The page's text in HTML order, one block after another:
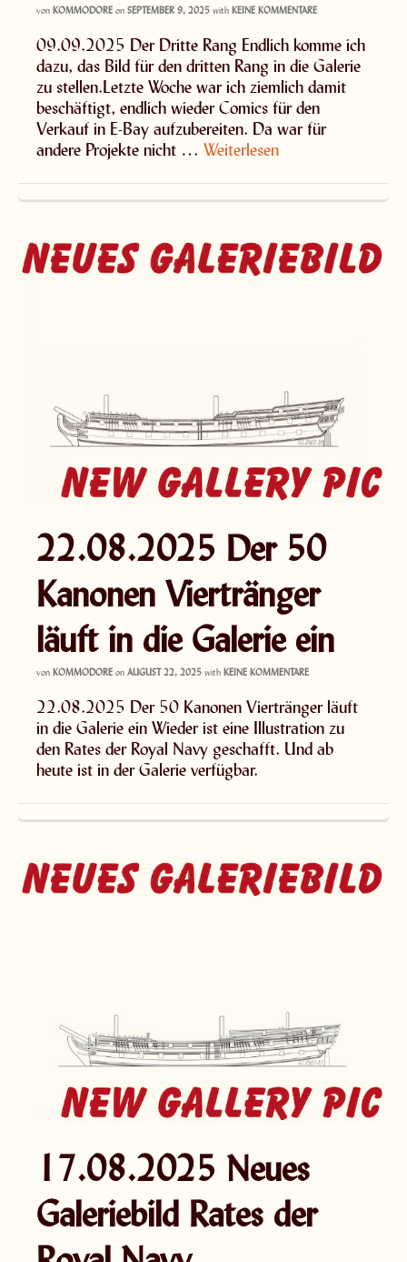
von KOMMODORE on SEPTEMBER 9, 2025 with KEINE KOMMENTARE
09.09.2025 Der Dritte Rang Endlich komme ich
dazu, das Bild für den dritten Rang in die Galerie
zu stellen.Letzte Woche war ich ziemlich damit
beschäftigt, endlich wieder Comics für den
Verkauf in E-Bay aufzubereiten. Da war für
andere Projekte nicht … Weiterlesen
22.08.2025 Der 50
Kanonen Viertränger
läuft in die Galerie ein
von KOMMODORE on AUGUST 22, 2025 with KEINE KOMMENTARE
22.08.2025 Der 50 Kanonen Viertränger läuft
in die Galerie ein Wieder ist eine Illustration zu
den Rates der Royal Navy geschafft. Und ab
heute ist in der Galerie verfügbar.
17.08.2025 Neues
Galeriebild Rates der